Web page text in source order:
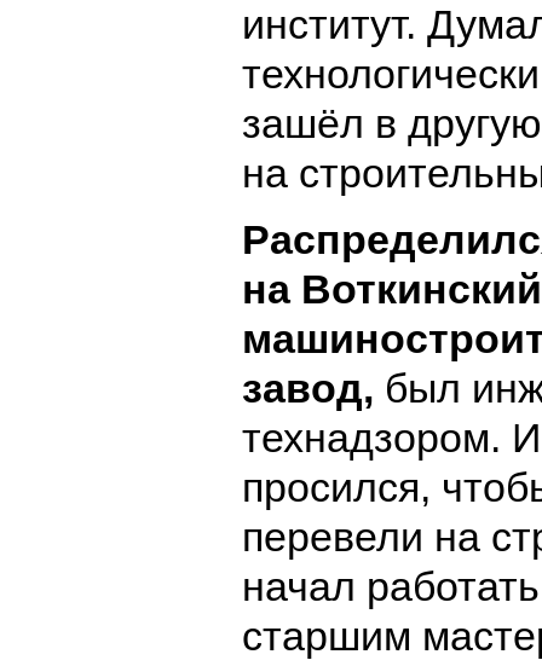
институт.
зашёл в
на
на Воткинский
завод, был
технадзором.
просился,
перевели на
начал
старшим